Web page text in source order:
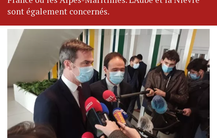
sont également concernés.